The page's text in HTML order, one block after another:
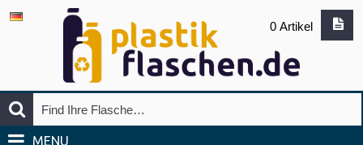
0 Artikel
MENU